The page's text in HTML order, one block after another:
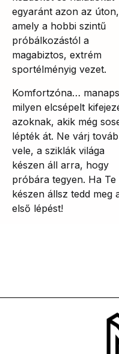
egyaránt azon az úton,
amely a hobbi szintű
próbálkozástól a
magabiztos, extrém
sportélményig vezet.
Komfortzóna…
milyen elcsépelt
azoknak, akik még
lépték át. Ne várj
vele, a sziklák világa
készen áll arra, hogy
próbára tegyen. Ha Te
készen állsz tedd meg
első lépést!